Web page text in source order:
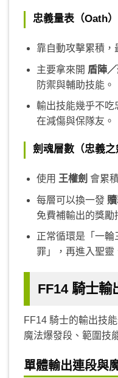
忠義量表（Oath）
靠自動攻擊累積，
主要拿來開 盾陣
防禦與輔助技能。
輸出技能幾乎不吃
在減傷與保隊友。
劍魂層數（忠義之
使用 王權劍 會累
每層可以換一發
免費補輸出的獎勵
正常循環是「一輪
罪」，再進入聖靈
FF14 騎士輸
FF14 騎士的輸出技
魔法爆發段、範圍技
單體輸出連段與